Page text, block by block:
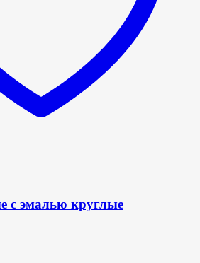
с эмалью круглые